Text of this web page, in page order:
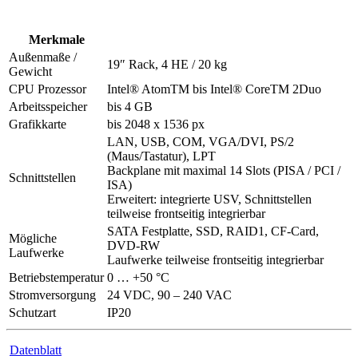
Merkmale
Außenmaße /
Gewicht
19″ Rack, 4 HE / 20 kg
CPU Prozessor
Intel® AtomTM bis Intel® CoreTM 2Duo
Arbeitsspeicher
bis 4 GB
Grafikkarte
bis 2048 x 1536 px
Schnittstellen
LAN, USB, COM, VGA/DVI, PS/2
(Maus/Tastatur), LPT
Backplane mit maximal 14 Slots (PISA / PCI /
ISA)
Erweitert: integrierte USV, Schnittstellen
teilweise frontseitig integrierbar
Mögliche
Laufwerke
SATA Festplatte, SSD, RAID1, CF-Card,
DVD-RW
Laufwerke teilweise frontseitig integrierbar
Betriebstemperatur 0 … +50 °C
Stromversorgung
24 VDC, 90 – 240 VAC
Schutzart
IP20
Datenblatt